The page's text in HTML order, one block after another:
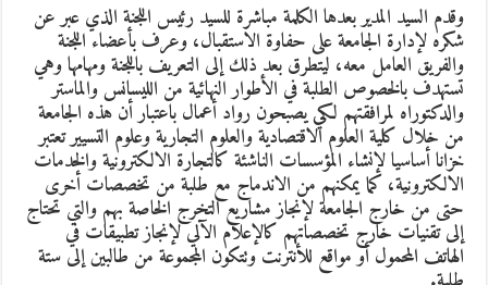
وقدم السيد المدير بعدها الكلمة مباشرة للسيد رئيس اللجنة الذي عبر عن
شكره لإدارة الجامعة على حفاوة الاستقبال، وعرف بأعضاء اللجنة
والفريق العامل معه، ليتطرق بعد ذلك إلى التعريف باللجنة ومهامها وهي
تستهدف بالخصوص الطلبة في الأطوار النهائية من الليسانس والماستر
والدكتوراه لمرافقتهم لكي يصبحون رواد أعمال باعتبار أن هذه الجامعة
من خلال كلية العلوم الاقتصادية والعلوم التجارية وعلوم التسيير تعتبر
خزانا أساسيا لإنشاء المؤسسات الناشئة كالتجارة الالكترونية والخدمات
الالكترونية، كما يمكنهم من الاندماج مع طلبة من تخصصات أخرى
حتى من خارج الجامعة لإنجاز مشاريع التخرج الخاصة بهم والتي تحتاج
إلى تقنيات خارج تخصصاتهم كالإعلام الآلي لإنجاز تطبيقات في
الهاتف المحمول أو مواقع للأنترنت وتتكون المجموعة من طالبين إلى ستة